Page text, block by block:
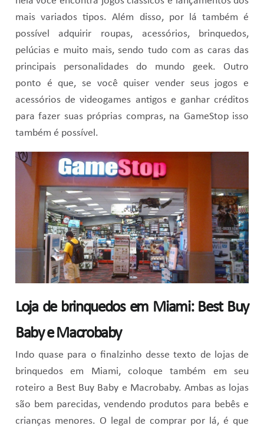
mais variados tipos. Além disso, por lá também é
possível adquirir roupas, acessórios, brinquedos,
pelúcias e muito mais, sendo tudo com as caras das
principais personalidades do mundo geek. Outro
ponto é que, se você quiser vender seus jogos e
acessórios de videogames antigos e ganhar créditos
para fazer suas próprias compras, na GameStop isso
também é possível.
Loja de brinquedos em Miami: Best Buy
Baby e Macrobaby
Indo quase para o finalzinho desse texto de lojas de
brinquedos em Miami, coloque também em seu
roteiro a Best Buy Baby e Macrobaby. Ambas as lojas
são bem parecidas, vendendo produtos para bebês e
crianças menores. O legal de comprar por lá, é que